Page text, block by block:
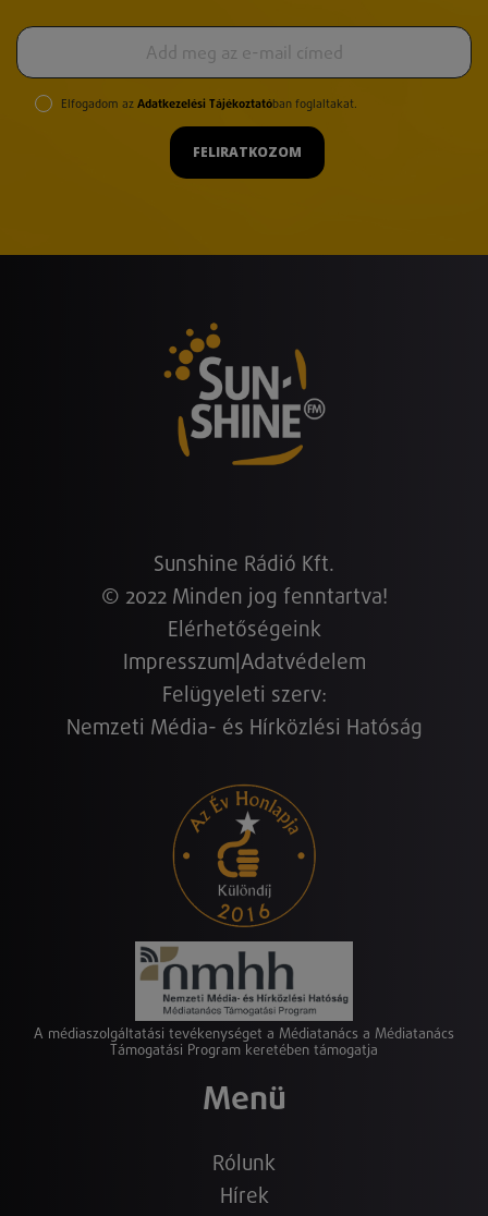
Elfogadom az Adatkezelési Tájékoztatóban foglaltakat.
FELIRATKOZOM
Sunshine Rádió Kft.
© 2022 Minden jog fenntartva!
Elérhetőségeink
Impresszum Adatvédelem
Felügyeleti szerv:
Nemzeti Média- és Hírközlési Hatóság
A médiaszolgáltatási tevékenységet a Médiatanács a Médiatanács
Támogatási Program keretében támogatja
Menü
Rólunk
Hírek